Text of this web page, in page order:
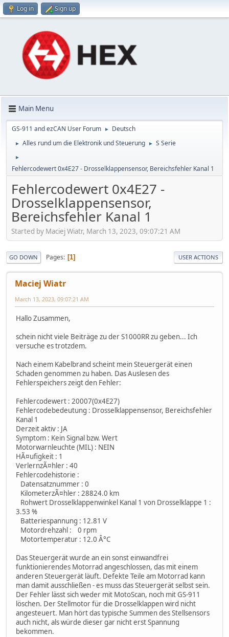
Log in Sign up
Main Menu
GS-911 and ezCAN User Forum ► Deutsch
► Alles rund um die Elektronik und Steuerung ► S Serie
►
Fehlercodewert 0x4E27 - Drosselklappensensor, Bereichsfehler Kanal 1
Fehlercodewert 0x4E27 -
Drosselklappensensor,
Bereichsfehler Kanal 1
Started by Maciej Wiatr, March 13, 2023, 09:07:21 AM
GO DOWN Pages 1 USER ACTIONS
Maciej Wiatr
March 13, 2023, 09:07:21 AM
Hallo Zusammen,
schein nicht viele Beiträge zu der S1000RR zu geben... Ich
versuche es trotzdem.
Nach einem Kabelbrand scheint mein Steuergerät einen
Schaden genommen zu haben. Das Auslesen des
Fehlerspeichers zeigt den Fehler:
Fehlercodewert : 20007(0x4E27)
Fehlercodebedeutung : Drosselklappensensor, Bereichsfehler
Kanal 1
Derzeit aktiv : JA
Symptom : Kein Signal bzw. Wert
Motorwarnleuchte (MIL) : NEIN
HÃ¤ufigkeit : 1
VerlernzÃ¤hler : 40
Fehlercodehistorie :
Datensatznummer : 0
KilometerzÃ¤hler : 28824.0 km
Rohwert Drosselklappenwinkel Kanal 1 von Drosselklappe 1 :
3.53 %
Batteriespannung : 12.81 V
Motordrehzahl : 0 rpm
Motortemperatur : 12.0 Â°C
Das Steuergerät wurde an ein sonst einwandfrei
funktionierendes Motorrad angeschlossen, das mit einem
anderen Steuergerät läuft. Defekte Teile am Motorrad kann
man damit ausschließen - es muss das Steuergerät selbst sein.
Der Fehler lässt sich weder mit MotoScan, noch mit GS-911
löschen. Der Stellmotor für die Drosselklappen wird nicht
angesteuert. Man hört das typische Summen des Stellsensors
auch nicht, als würde dieser gar nicht erst Spannung
bekommen.